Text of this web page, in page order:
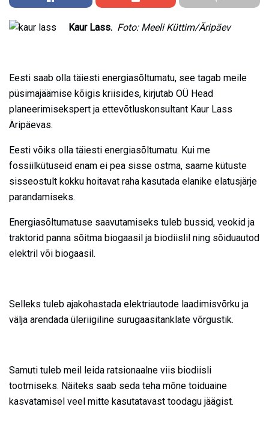
Kaur Lass. Foto: Meeli Küttim/Äripäev
Eesti saab olla täiesti energiasõltumatu, see tagab meile
püsimajäämise kõigis kriisides, kirjutab OÜ Head
planeerimisekspert ja ettevõtluskonsultant Kaur Lass
Äripäevas.
Eesti võiks olla täiesti energiasõltumatu. Kui me
fossiilkütuseid enam ei pea sisse ostma, saame kütuste
sisseostult kokku hoitavat raha kasutada elanike elatusjärje
parandamiseks.
Energiasõltumatuse saavutamiseks tuleb bussid, veokid ja
traktorid panna sõitma biogaasil ja biodiislil ning sõiduautod
elektril või biogaasil.
Selleks tuleb ajakohastada elektriautode laadimisvõrku ja
välja arendada üleriigiline surugaasitanklate võrgustik.
Samuti tuleb meil leida ratsionaalne viis biodiisli
tootmiseks. Näiteks saab seda teha mõne toiduaine
kasvatamisel veel mitte kasutatavast toodagu jäägist.